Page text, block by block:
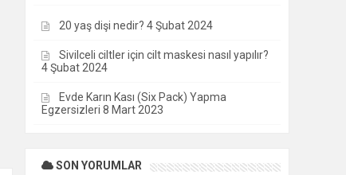
20 yaş dişi nedir? 4 Şubat 2024
Sivilceli ciltler için cilt maskesi nasıl yapılır?
4 Şubat 2024
Evde Karın Kası (Six Pack) Yapma
Egzersizleri 8 Mart 2023
SON YORUMLAR